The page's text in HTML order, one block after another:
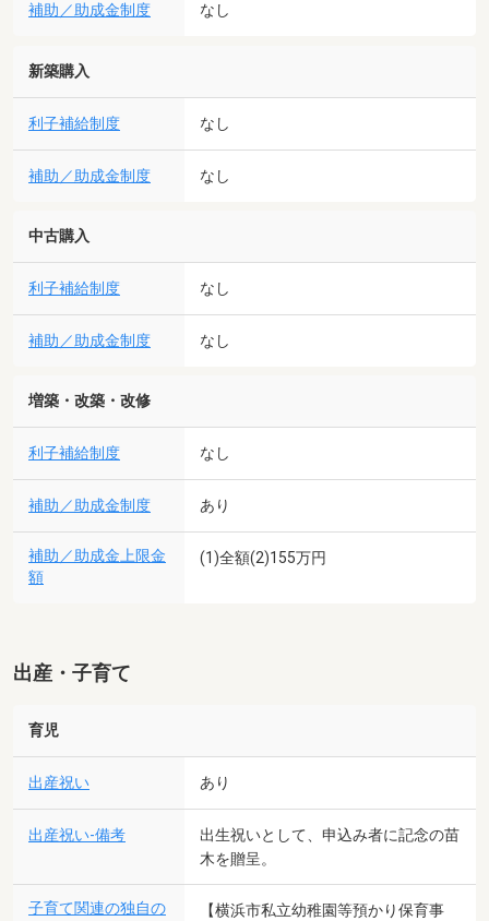
補助／助成金制度 なし
新築購入
利子補給制度 なし
補助／助成金制度 なし
中古購入
利子補給制度 なし
補助／助成金制度 なし
増築・改築・改修
利子補給制度 なし
補助／助成金制度 あり
補助／助成金上限金
額
(1)全額(2)155万円
出産・子育て
育児
出産祝い あり
出産祝い-備考
出生祝いとして、申込み者に記念の苗
木を贈呈。
子育て関連の独自の
【横浜市私立幼稚園等預かり保育事